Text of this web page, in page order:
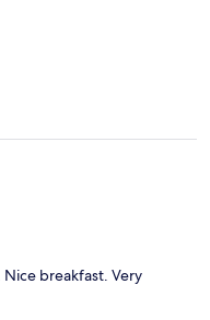
Nice breakfast. Very